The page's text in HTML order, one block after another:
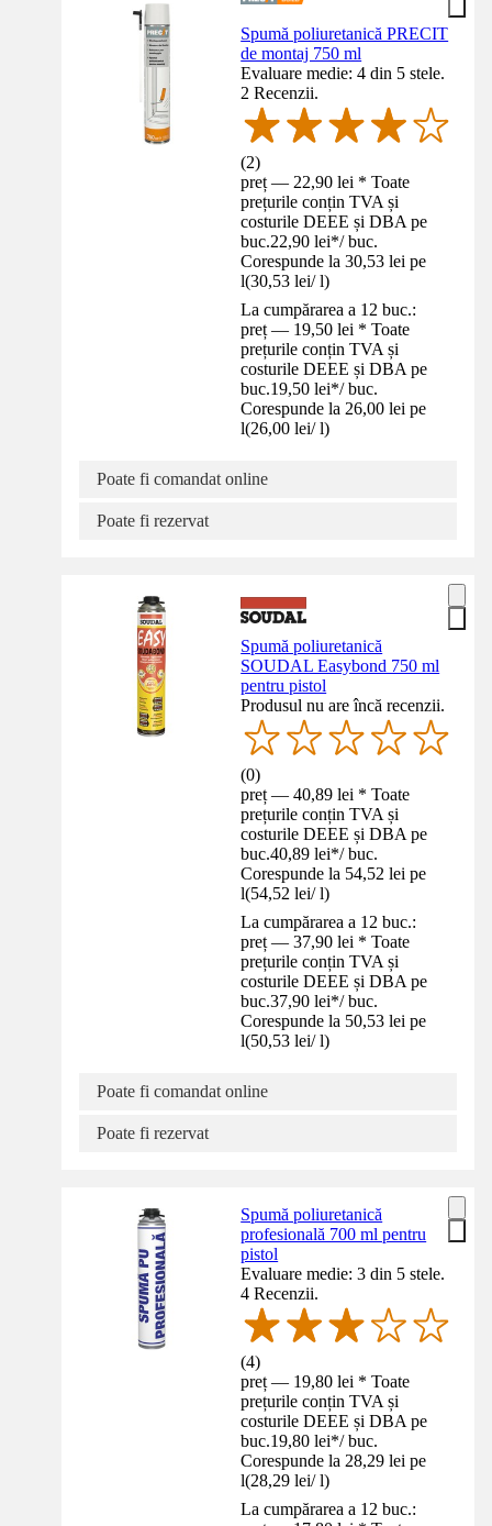
Spumă poliuretanică PRECIT
de montaj 750 ml
Evaluare medie: 4 din 5 stele.
2 Recenzii.
(2)
preț — 22,90 lei * Toate
prețurile conțin TVA și
costurile DEEE și DBA pe
buc.22,90 lei*/ buc.
Corespunde la 30,53 lei pe
l(30,53 lei/ l)
La cumpărarea a 12 buc.:
preț — 19,50 lei * Toate
prețurile conțin TVA și
costurile DEEE și DBA pe
buc.19,50 lei*/ buc.
Corespunde la 26,00 lei pe
l(26,00 lei/ l)
Poate fi comandat online
Poate fi rezervat
Spumă poliuretanică
SOUDAL Easybond 750 ml
pentru pistol
Produsul nu are încă recenzii.
(0)
preț — 40,89 lei * Toate
prețurile conțin TVA și
costurile DEEE și DBA pe
buc.40,89 lei*/ buc.
Corespunde la 54,52 lei pe
l(54,52 lei/ l)
La cumpărarea a 12 buc.:
preț — 37,90 lei * Toate
prețurile conțin TVA și
costurile DEEE și DBA pe
buc.37,90 lei*/ buc.
Corespunde la 50,53 lei pe
l(50,53 lei/ l)
Poate fi comandat online
Poate fi rezervat
Spumă poliuretanică
profesională 700 ml pentru
pistol
Evaluare medie: 3 din 5 stele.
4 Recenzii.
(4)
preț — 19,80 lei * Toate
prețurile conțin TVA și
costurile DEEE și DBA pe
buc.19,80 lei*/ buc.
Corespunde la 28,29 lei pe
l(28,29 lei/ l)
La cumpărarea a 12 buc.: